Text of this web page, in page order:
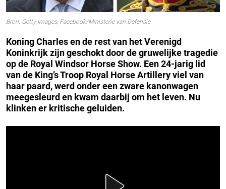
Bron: Getty Images, Facebook/Ministerie van Defensie
Koning Charles en de rest van het Verenigd
Koninkrijk zijn geschokt door de gruwelijke tragedie
op de Royal Windsor Horse Show. Een 24-jarig lid
van de King’s Troop Royal Horse Artillery viel van
haar paard, werd onder een zware kanonwagen
meegesleurd en kwam daarbij om het leven. Nu
klinken er kritische geluiden.